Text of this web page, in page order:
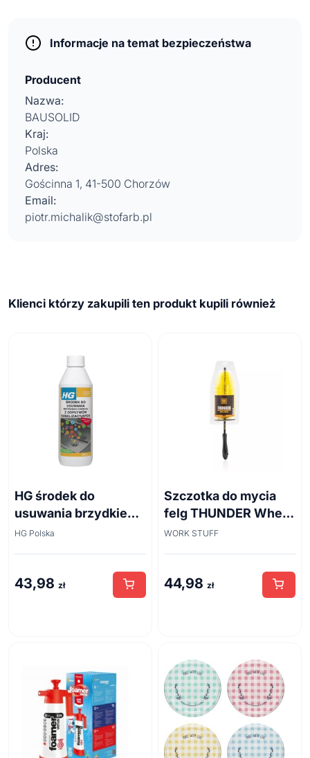
Informacje na temat bezpieczeństwa
Producent
Nazwa:
BAUSOLID
Kraj:
Polska
Adres:
Gościnna 1, 41-500 Chorzów
Email:
piotr.michalik@stofarb.pl
Klienci którzy zakupili ten produkt kupili również
HG środek do
usuwania brzydkiego
zapachu z odpływów
HG Polska
43,98 zł
Szczotka do mycia
felg THUNDER Wheel
Brush 45cm
WORK STUFF
44,98 zł